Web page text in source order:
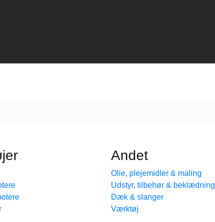
Andet
Olie, plejemidler & maling
Udstyr, tilbehør & beklædning
Dæk & slanger
Værktøj